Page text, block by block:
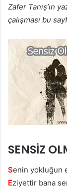
Zafer Tanış’ın
çalışması bu
SENSİZ
Senin yokluğun
Eziyettir bana